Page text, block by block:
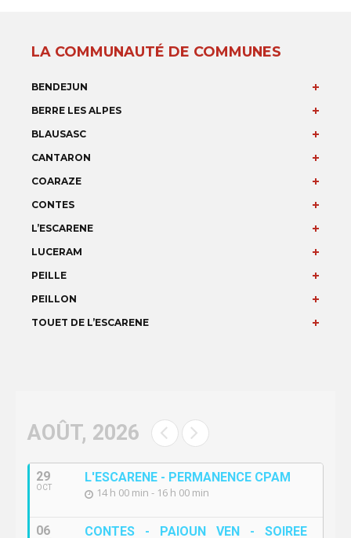
LA COMMUNAUTÉ DE COMMUNES
BENDEJUN
BERRE LES ALPES
BLAUSASC
CANTARON
COARAZE
CONTES
L’ESCARENE
LUCERAM
PEILLE
PEILLON
TOUET DE L’ESCARENE
AOÛT, 2026
29
OCT
L'ESCARENE - PERMANENCE CPAM
14 h 00 min - 16 h 00 min
06
CONTES - PAIOUN VEN - SOIREE